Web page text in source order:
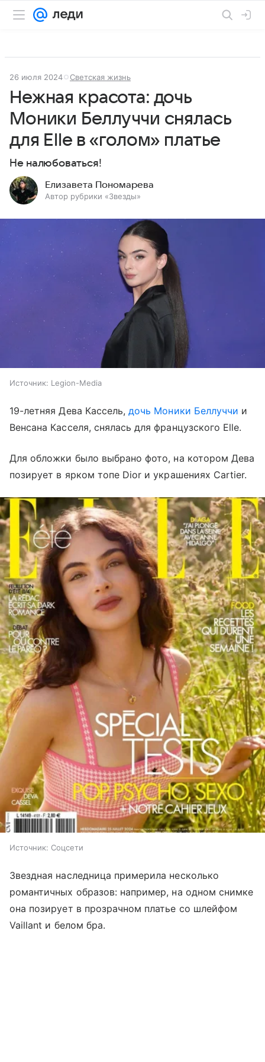
26 июля 2024 Светская жизнь
Нежная красота: дочь
Моники Беллуччи снялась
для Elle в «голом» платье
Не налюбоваться!
Елизавета Пономарева
Автор рубрики «Звезды»
Источник: Legion-Media
19-летняя Дева Кассель,дочь Моники Беллуччи и
Венсана Касселя, снялась для французского Elle.
Для обложки было выбрано фото, на котором Дева
позирует в ярком топе Dior и украшениях Cartier.
Источник: Соцсети
Звездная наследница примерила несколько
романтичных образов: например, на одном снимке
она позирует в прозрачном платье со шлейфом
Vaillant и белом бра.